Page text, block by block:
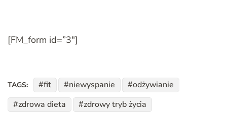
[FM_form id=”3″]
TAGS: fit niewyspanie
odżywianie
zdrowa dieta
zdrowy tryb życia